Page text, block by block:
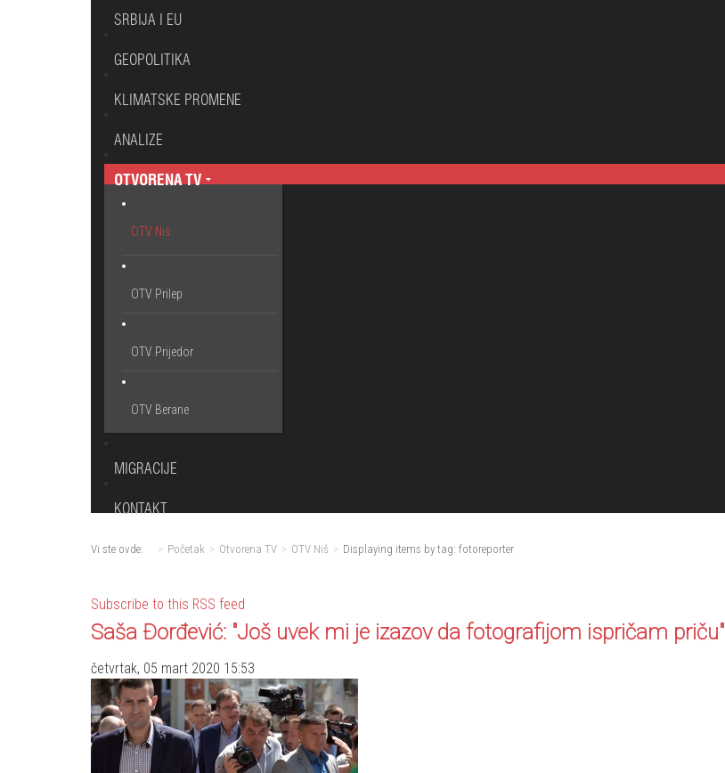
SRBIJA I EU
GEOPOLITIKA
KLIMATSKE PROMENE
ANALIZE
OTVORENA TV
OTV Niš
OTV Prilep
OTV Prijedor
OTV Berane
MIGRACIJE
KONTAKT
Vi ste ovde: Početak Otvorena TV OTV Niš Displaying items by tag: fotoreporter
Subscribe to this RSS feed
Saša Đorđević: "Još uvek mi je izazov da fotografijom ispričam priču"
četvrtak, 05 mart 2020 15:53